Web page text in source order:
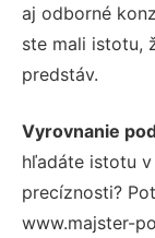
aj odborné
ste mali istotu,
predstáv.
Vyrovnanie
hľadáte istotu
precíznosti?
www.majster-